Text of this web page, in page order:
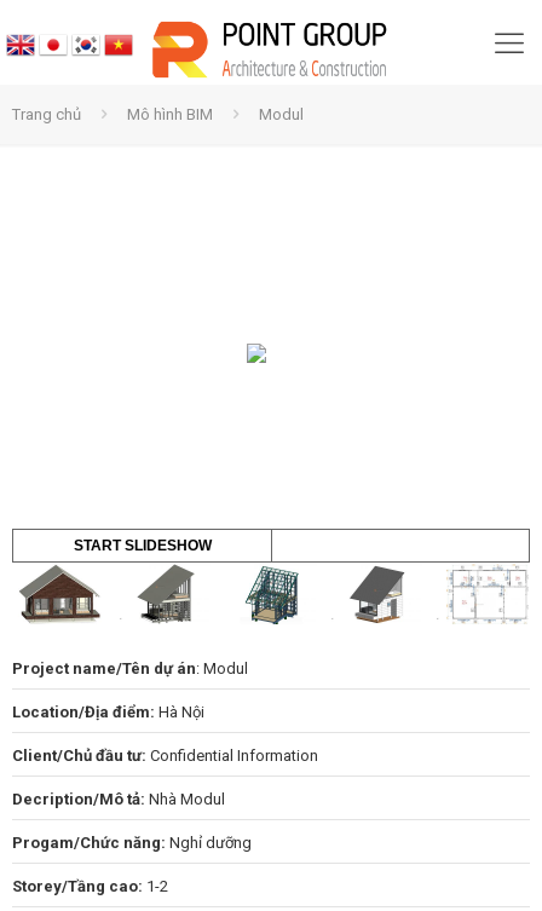
Trang chủ Mô hình BIM Modul
START SLIDESHOW
Project name/Tên dự án: Modul
Location/Địa điểm: Hà Nội
Client/Chủ đầu tư: Confidential Information
Decription/Mô tả: Nhà Modul
Progam/Chức năng: Nghỉ dưỡng
Storey/Tầng cao: 1-2